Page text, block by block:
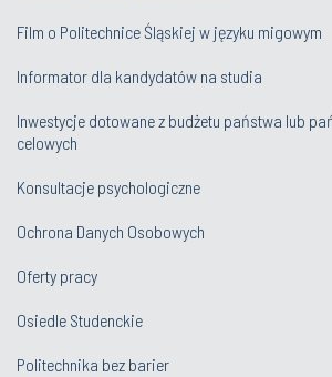
Film o Politechnice Śląskiej w języku migowym
Informator dla kandydatów na studia
Inwestycje dotowane z budżetu państwa lub
celowych
Konsultacje psychologiczne
Ochrona Danych Osobowych
Oferty pracy
Osiedle Studenckie
Politechnika bez barier